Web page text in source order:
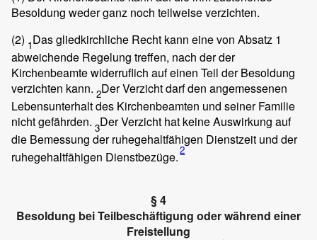
Besoldung weder ganz noch teilweise verzichten.
(2) 1Das gliedkirchliche Recht kann eine von Absatz 1
abweichende Regelung treffen, nach der der
Kirchenbeamte widerruflich auf einen Teil der Besoldung
verzichten kann. 2Der Verzicht darf den angemessenen
Lebensunterhalt des Kirchenbeamten und seiner Familie
nicht gefährden. 3Der Verzicht hat keine Auswirkung auf
die Bemessung der ruhegehaltfähigen Dienstzeit und der
ruhegehaltfähigen Dienstbezüge.2
§ 4
Besoldung bei Teilbeschäftigung oder während einer
Freistellung